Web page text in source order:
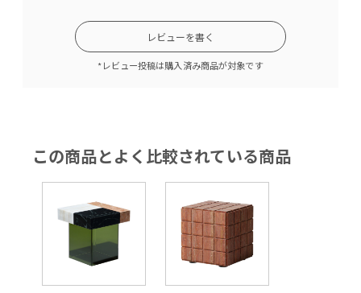
レビューを書く
*レビュー投稿は購入済み商品が対象です
この商品とよく比較されている商品